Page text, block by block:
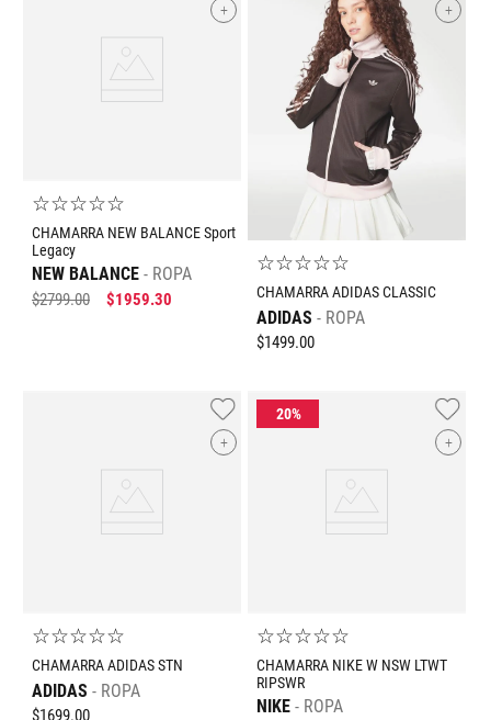
+
☆☆☆☆☆
CHAMARRA NEW BALANCE Sport
Legacy
NEW BALANCE ROPA
$2799.00 $1959.30
+
☆☆☆☆☆
CHAMARRA ADIDAS CLASSIC
ADIDAS ROPA
$1499.00
+
☆☆☆☆☆
CHAMARRA ADIDAS STN
ADIDAS ROPA
$1699.00
+
☆☆☆☆☆
CHAMARRA NIKE W NSW LTWT
RIPSWR
NIKE ROPA